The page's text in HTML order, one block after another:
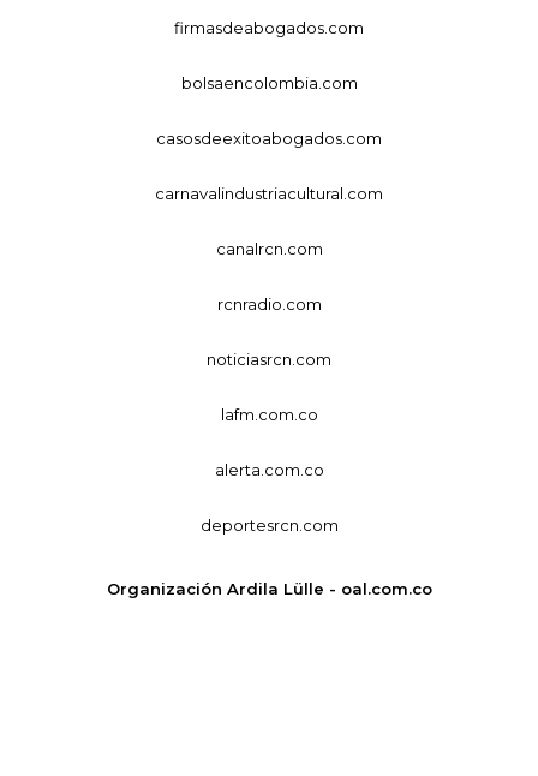
firmasdeabogados.com
bolsaencolombia.com
casosdeexitoabogados.com
carnavalindustriacultural.com
canalrcn.com
rcnradio.com
noticiasrcn.com
lafm.com.co
alerta.com.co
deportesrcn.com
Organización Ardila Lülle - oal.com.co